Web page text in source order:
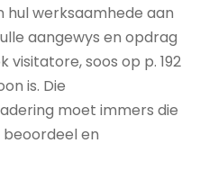
hul werksaamhede aan
aangewys en opdrag
visitatore, soos op p. 192
is. Die
moet immers die
en